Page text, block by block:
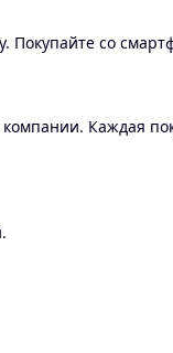
со
Каждая